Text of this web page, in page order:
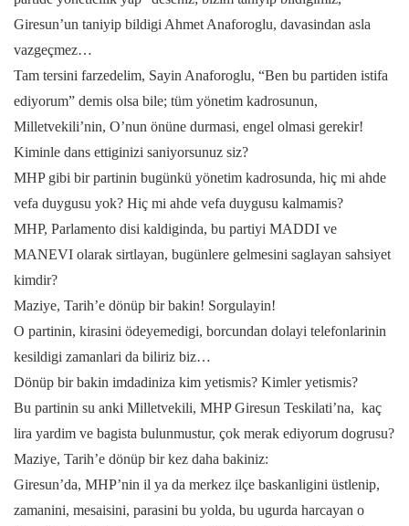
Giresun’un taniyip bildigi Ahmet Anaforoglu, davasindan asla
vazgeçmez…
Tam tersini farzedelim, Sayin Anaforoglu, “Ben bu partiden istifa
ediyorum” demis olsa bile; tüm yönetim kadrosunun,
Milletvekili’nin, O’nun önüne durmasi, engel olmasi gerekir!
Kiminle dans ettiginizi saniyorsunuz siz?
MHP gibi bir partinin bugünkü yönetim kadrosunda, hiç mi ahde
vefa duygusu yok? Hiç mi ahde vefa duygusu kalmamis?
MHP, Parlamento disi kaldiginda, bu partiyi MADDI ve
MANEVI olarak sirtlayan, bugünlere gelmesini saglayan sahsiyet
kimdir?
Maziye, Tarih’e dönüp bir bakin! Sorgulayin!
O partinin, kirasini ödeyemedigi, borcundan dolayi telefonlarinin
kesildigi zamanlari da biliriz biz…
Dönüp bir bakin imdadiniza kim yetismis? Kimler yetismis?
Bu partinin su anki Milletvekili, MHP Giresun Teskilati’na, kaç
lira yardim ve bagista bulunmustur, çok merak ediyorum dogrusu?
Maziye, Tarih’e dönüp bir kez daha bakiniz:
Giresun’da, MHP’nin il ya da merkez ilçe baskanligini üstlenip,
zamanini, mesaisini, parasini bu yolda, bu ugurda harcayan o